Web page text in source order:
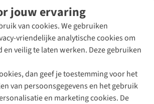
jouw ervaring
van cookies. We gebruiken
vriendelijke analytische cookies om
en veilig te laten werken. Deze gebruiken
dan geef je toestemming voor het
van persoonsgegevens en het gebruik
en marketing cookies. De
een Buitenexpert
50 88